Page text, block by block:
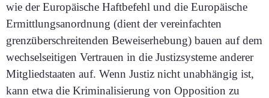
wie der Europäische Haftbefehl und die Europäische
Ermittlungsanordnung (dient der vereinfachten
grenzüberschreitenden Beweiserhebung) bauen auf dem
wechselseitigen Vertrauen in die Justizsysteme anderer
Mitgliedstaaten auf. Wenn Justiz nicht unabhängig ist,
kann etwa die Kriminalisierung von Opposition zu